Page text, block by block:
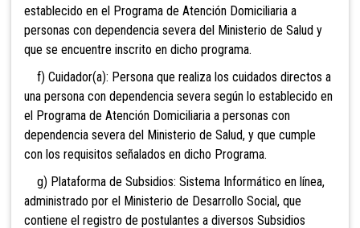
establecido en el Programa de Atención Domiciliaria a
personas con dependencia severa del Ministerio de Salud y
que se encuentre inscrito en dicho programa.
f) Cuidador(a): Persona que realiza los cuidados directos a
una persona con dependencia severa según lo establecido en
el Programa de Atención Domiciliaria a personas con
dependencia severa del Ministerio de Salud, y que cumple
con los requisitos señalados en dicho Programa.
g) Plataforma de Subsidios: Sistema Informático en línea,
administrado por el Ministerio de Desarrollo Social, que
contiene el registro de postulantes a diversos Subsidios